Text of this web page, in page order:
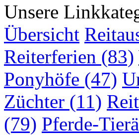
Unsere
Übersicht
Reiterferien (83)
Ponyhöfe (47)
Züchter (11)
(79) Pferde-